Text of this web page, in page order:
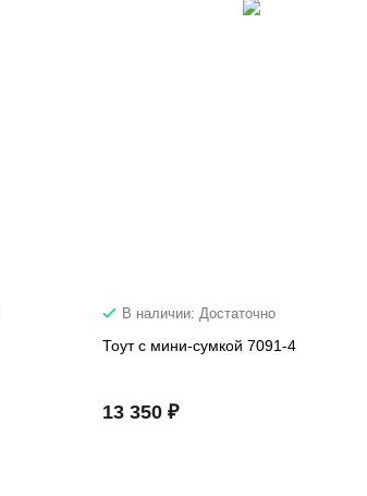
В наличии: Достаточно
Тоут с мини-сумкой 7091-4
13 350 ₽